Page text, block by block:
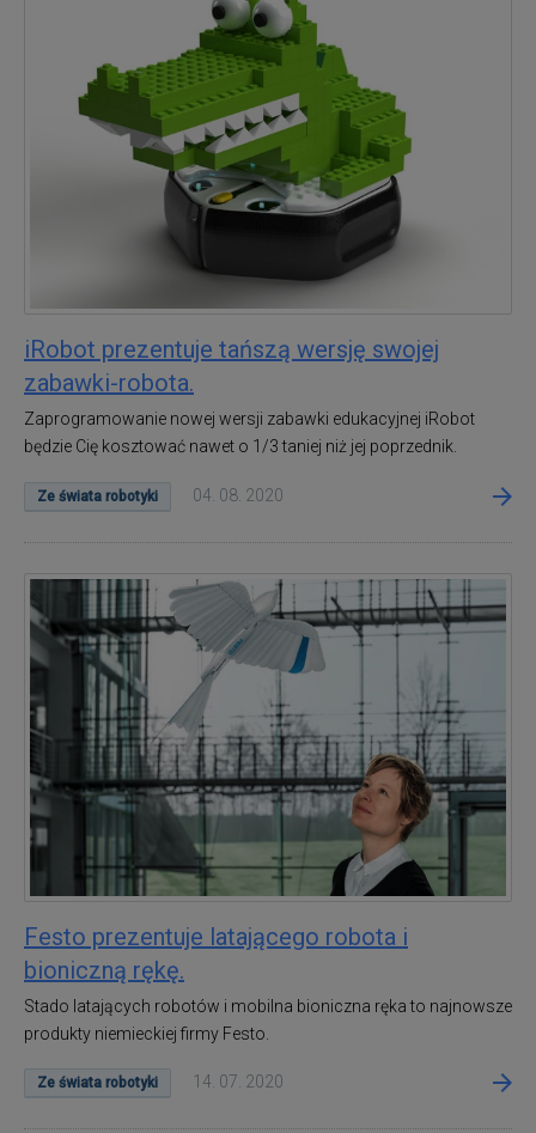
iRobot prezentuje tańszą wersję swojej
zabawki-robota.
Zaprogramowanie nowej wersji zabawki edukacyjnej iRobot
będzie Cię kosztować nawet o 1/3 taniej niż jej poprzednik.
Ze świata robotyki 04. 08. 2020
Festo prezentuje latającego robota i
bioniczną rękę.
Stado latających robotów i mobilna bioniczna ręka to najnowsze
produkty niemieckiej firmy Festo.
Ze świata robotyki 14. 07. 2020